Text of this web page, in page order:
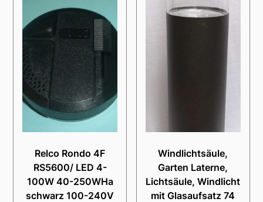
Relco Rondo 4F
RS5600/ LED 4-
100W 40-250WHa
schwarz 100-240V
Windlichtsäule,
Garten Laterne,
Lichtsäule, Windlicht
mit Glasaufsatz 74